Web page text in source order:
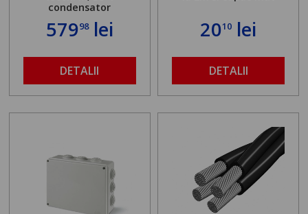
condensator
57998lei
DETALII
2010 lei
DETALII